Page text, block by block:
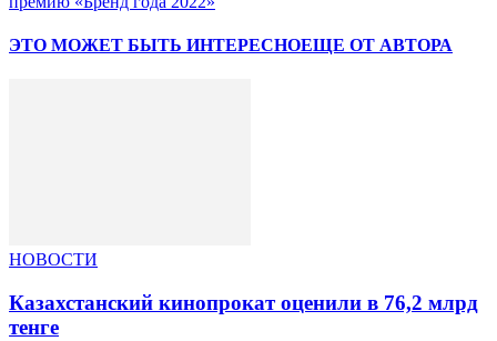
ЭТО МОЖЕТ БЫТЬ ИНТЕРЕСНОЕЩЕ ОТ АВТОРА
НОВОСТИ
Казахстанский кинопрокат оценили в 76,2 млрд
тенге